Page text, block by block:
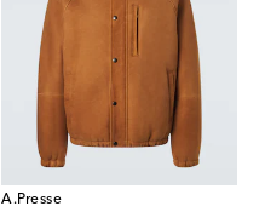
A.Presse